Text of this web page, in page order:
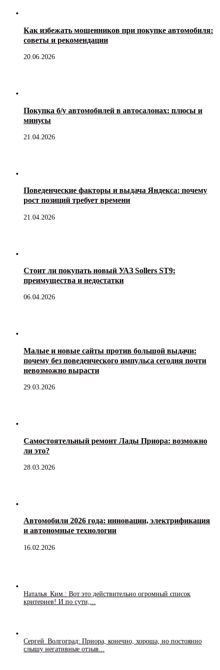
Как избежать мошенников при покупке автомобиля:
советы и рекомендации
20.06.2026
Покупка б/у автомобилей в автосалонах: плюсы и
минусы
21.04.2026
Поведенческие факторы и выдача Яндекса: почему
рост позиций требует времени
21.04.2026
Стоит ли покупать новый УАЗ Sollers ST9:
преимущества и недостатки
06.04.2026
Малые и новые сайты против большой выдачи:
почему без поведенческого импульса сегодня почти
невозможно вырасти
29.03.2026
Самостоятельный ремонт Лады Приора: возможно
ли это?
28.03.2026
Автомобили 2026 года: инновации, электрификация
и автономные технологии
16.02.2026
Наталья_Ким.: Вот это действительно огромный список
критериев! И по сути,...
Сергей_Волгоград: Приора, конечно, хороша, но постоянно
слышу негативные отзыв...